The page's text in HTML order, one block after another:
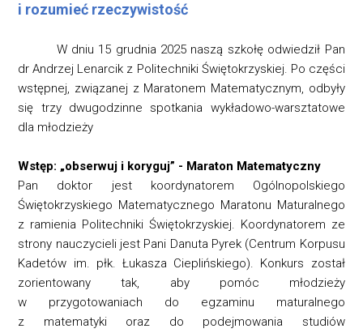
i rozumieć rzeczywistość
W dniu 15 grudnia 2025 naszą szkołę odwiedził Pan
dr Andrzej Lenarcik z Politechniki Świętokrzyskiej. Po części
wstępnej, związanej z Maratonem Matematycznym, odbyły
się trzy dwugodzinne spotkania wykładowo-warsztatowe
dla młodzieży
Wstęp: „obserwuj i koryguj” - Maraton Matematyczny
Pan doktor jest koordynatorem Ogólnopolskiego
Świętokrzyskiego Matematycznego Maratonu Maturalnego
z ramienia Politechniki Świętokrzyskiej. Koordynatorem ze
strony nauczycieli jest Pani Danuta Pyrek (Centrum Korpusu
Kadetów im. płk. Łukasza Cieplińskiego). Konkurs został
zorientowany tak, aby pomóc młodzieży
w przygotowaniach do egzaminu maturalnego
z matematyki oraz do podejmowania studiów